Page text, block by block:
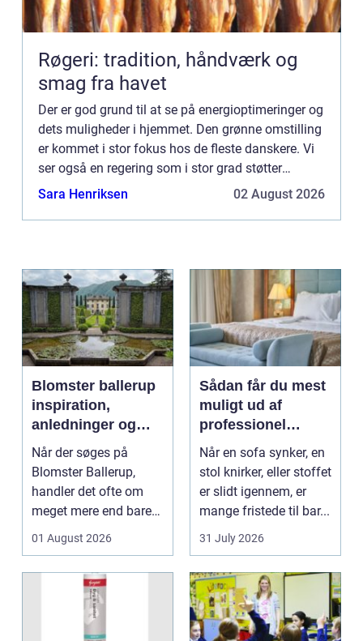
Røgeri: tradition, håndværk og
smag fra havet
Der er god grund til at se på energioptimeringer og
dets muligheder i hjemmet. Den grønne omstilling
er kommet i stor fokus hos de fleste danskere. Vi
ser også en regering som i stor grad støtter
miljøvenlige tiltag. Det er derfor et godt tidspunkt
Sara Henriksen 02 August 2026
Blomster ballerup
inspiration,
anledninger og
lokale muligheder
Når der søges på
Blomster Ballerup,
handler det ofte om
meget mere end bare
en hurtig buket.
Blomste...
01 August 2026
Sådan får du mest
muligt ud af
professionel
møbelpolstring
Når en sofa synker, en
stol knirker, eller stoffet
er slidt igennem, er
mange fristede til bar...
31 July 2026